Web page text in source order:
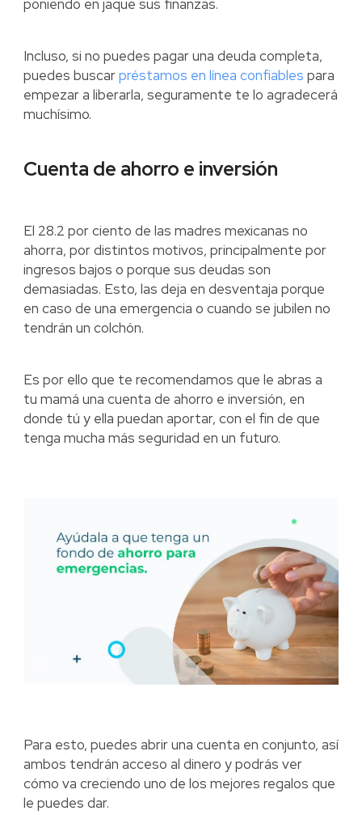
poniendo en jaque sus finanzas.
Incluso, si no puedes pagar una deuda completa,
puedes buscarpréstamos en línea confiables para
empezar a liberarla, seguramente te lo agradecerá
muchísimo.
Cuenta de ahorro e inversión
El 28.2 por ciento de las madres mexicanas no
ahorra, por distintos motivos, principalmente por
ingresos bajos o porque sus deudas son
demasiadas. Esto, las deja en desventaja porque
en caso de una emergencia o cuando se jubilen no
tendrán un colchón.
Es por ello que te recomendamos que le abras a
tu mamá una cuenta de ahorro e inversión, en
donde tú y ella puedan aportar, con el fin de que
tenga mucha más seguridad en un futuro.
Para esto, puedes abrir una cuenta en conjunto, así
ambos tendrán acceso al dinero y podrás ver
cómo va creciendo uno de los mejores regalos que
le puedes dar.